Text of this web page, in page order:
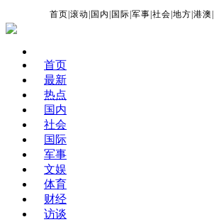
首页 |滚动 国内 国际 |军事 |社会 |地方 |港澳
首页
最新
热点
国内
社会
国际
军事
文娱
体育
财经
访谈